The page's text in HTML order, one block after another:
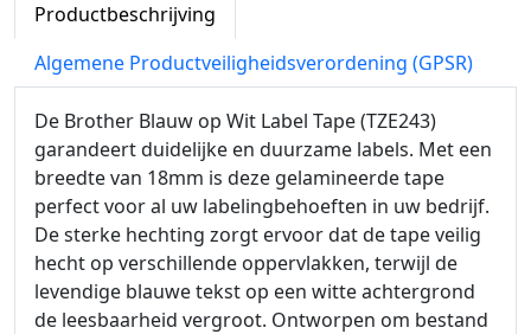
Productbeschrijving
Algemene Productveiligheidsverordening (GPSR)
De Brother Blauw op Wit Label Tape (TZE243)
garandeert duidelijke en duurzame labels. Met een
breedte van 18mm is deze gelamineerde tape
perfect voor al uw labelingbehoeften in uw bedrijf.
De sterke hechting zorgt ervoor dat de tape veilig
hecht op verschillende oppervlakken, terwijl de
levendige blauwe tekst op een witte achtergrond
de leesbaarheid vergroot. Ontworpen om bestand